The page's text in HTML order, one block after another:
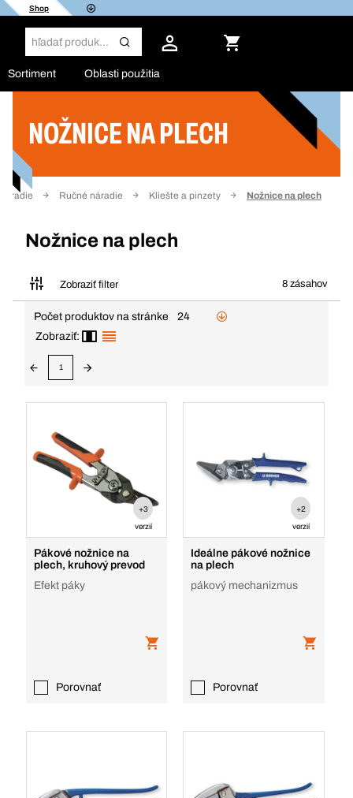
Shop
Sortiment Oblasti použitia
NOŽNICE NA PLECH
Ručné náradie Kliešte a pinzety Nožnice na plech
Nožnice na plech
Zobraziť filter 8 zásahov
Filter
Počet produktov na stránke
24
Zobraziť:
1
+3
verzií
Pákové nožnice na
plech, kruhový prevod
Efekt páky
Porovnať
+2
verzií
Ideálne pákové nožnice
na plech
pákový mechanizmus
Porovnať